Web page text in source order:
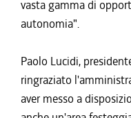
vasta gamma di
autonomia".
Paolo Lucidi,
ringraziato
aver messo a